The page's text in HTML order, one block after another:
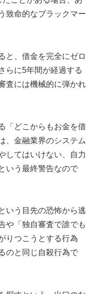
致命的なブラックマー
と、借金を完全にゼロ
らに5年間が経過する
査には機械的に弾かれ
「どこからもお金を借
、金融業界のシステム
してはいけない、自力
いう最終警告なので
いう目先の恐怖から逃
や「独自審査で誰でも
りつこうとする行為
のと同じ自殺行為で